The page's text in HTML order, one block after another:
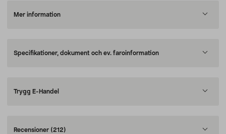
Mer information
Specifikationer, dokument och ev. faroinformation
Trygg E-Handel
Recensioner (212)